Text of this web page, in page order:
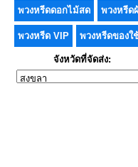
พวงหรีดดอกไม้สด พวงหรีด
พวงหรีด VIP พวงหรีดของใ
จังหวัดที่จัดส่ง: